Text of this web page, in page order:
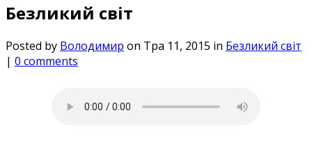
Безликий світ
Posted by Володимир on Тра 11, 2015 in Безликий світ
| 0 comments